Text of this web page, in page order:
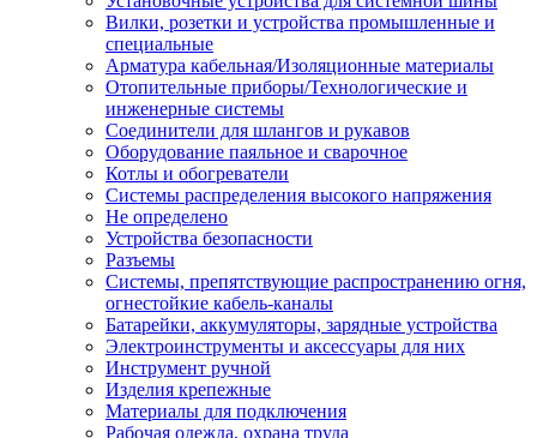
Вилки, розетки и устройства промышленные и
специальные
Арматура кабельная/Изоляционные материалы
Отопительные приборы/Технологические и
инженерные системы
Соединители для шлангов и рукавов
Оборудование паяльное и сварочное
Котлы и обогреватели
Системы распределения высокого напряжения
Не определено
Устройства безопасности
Разъемы
Системы, препятствующие распространению огня,
огнестойкие кабель-каналы
Батарейки, аккумуляторы, зарядные устройства
Электроинструменты и аксессуары для них
Инструмент ручной
Изделия крепежные
Материалы для подключения
Рабочая одежда, охрана труда